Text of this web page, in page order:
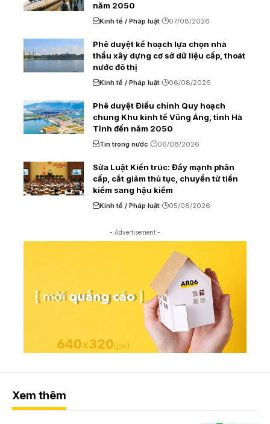
năm 2050
Kinh tế / Pháp luật 07/08/2026
Phê duyệt kế hoạch lựa chọn nhà
thầu xây dựng cơ sở dữ liệu cấp, thoát
nước đô thị
Kinh tế / Pháp luật 06/08/2026
Phê duyệt Điều chỉnh Quy hoạch
chung Khu kinh tế Vũng Áng, tỉnh Hà
Tĩnh đến năm 2050
Tin trong nước 06/08/2026
Sửa Luật Kiến trúc: Đẩy mạnh phân
cấp, cắt giảm thủ tục, chuyển từ tiền
kiểm sang hậu kiểm
Kinh tế / Pháp luật 05/08/2026
- Advertisement -
Xem thêm